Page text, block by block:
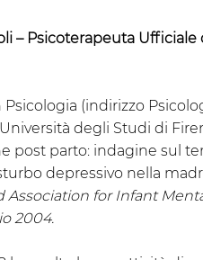
– Psicoterapeuta
Psicologia (indirizzo
degli Studi di
post parto: indagine sul
depressivo nella
Association for Infant
2004.